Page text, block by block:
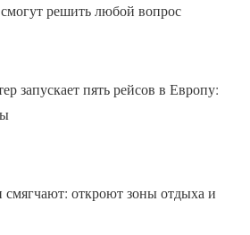
решить любой вопрос
запускает пять рейсов в Европу:
смягчают: откроют зоны отдыха и